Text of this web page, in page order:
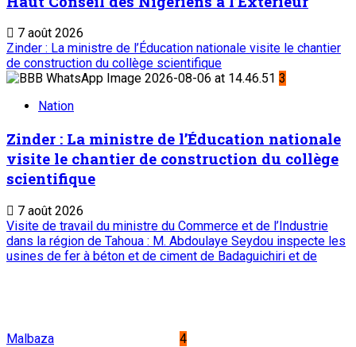
7 août 2026
Zinder : La ministre de l’Éducation nationale visite le chantier
de construction du collège scientifique
3
Nation
Zinder : La ministre de l’Éducation nationale
visite le chantier de construction du collège
scientifique
7 août 2026
Visite de travail du ministre du Commerce et de l’Industrie
dans la région de Tahoua : M. Abdoulaye Seydou inspecte les
usines de fer à béton et de ciment de Badaguichiri et de
Malbaza
4